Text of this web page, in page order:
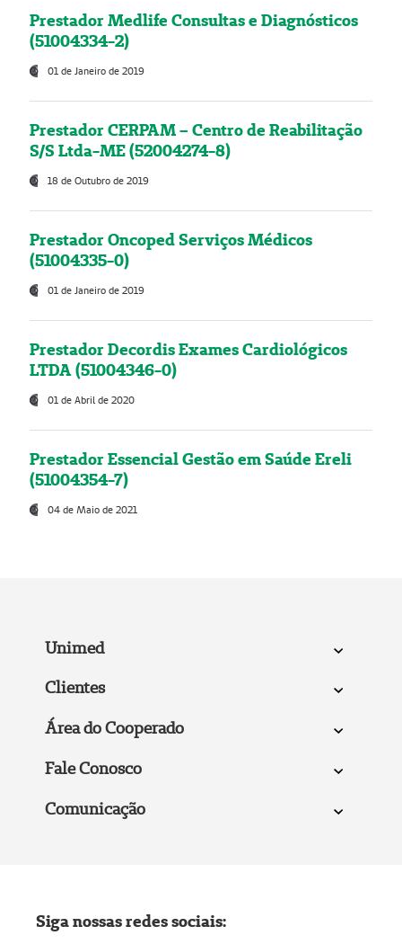
Prestador Medlife Consultas e Diagnósticos
(51004334-2)
01 de Janeiro de 2019
Prestador CERPAM – Centro de Reabilitação
S/S Ltda-ME (52004274-8)
18 de Outubro de 2019
Prestador Oncoped Serviços Médicos
(51004335-0)
01 de Janeiro de 2019
Prestador Decordis Exames Cardiológicos
LTDA (51004346-0)
01 de Abril de 2020
Prestador Essencial Gestão em Saúde Ereli
(51004354-7)
04 de Maio de 2021
Unimed
Clientes
Área do Cooperado
Fale Conosco
Comunicação
Siga nossas redes sociais: